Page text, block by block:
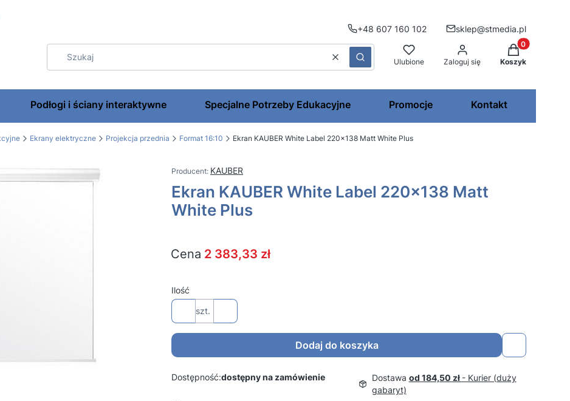
+48 607 160 102 sklep@stmedia.pl
WyczyśćSzukaj Ulubione Zaloguj się
Produkty w
Koszyk
Podłogi i ściany interaktywne Specjalne Potrzeby Edukacyjne Promocje Kontakt
Ekrany elektryczne Projekcja przednia Format 16:10 Ekran KAUBER White Label 220x138 Matt White Plus
KAUBER
Ekran KAUBER White Label 220x138 Matt
White Plus
Cena 2 383,33 zł
Ilość
szt.
Dodaj do koszyka
Dostępność:dostępny na zamówienie Dostawa od 184,50 zł - Kurier (duży
gabaryt)